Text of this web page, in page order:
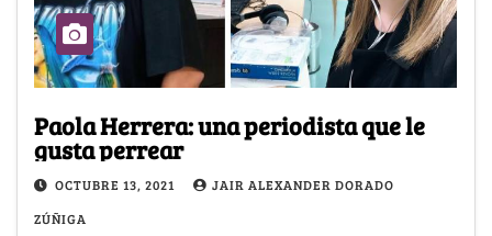
Paola Herrera: una periodista que le
gusta perrear
OCTUBRE 13, 2021
JAIR ALEXANDER DORADO
ZÚÑIGA